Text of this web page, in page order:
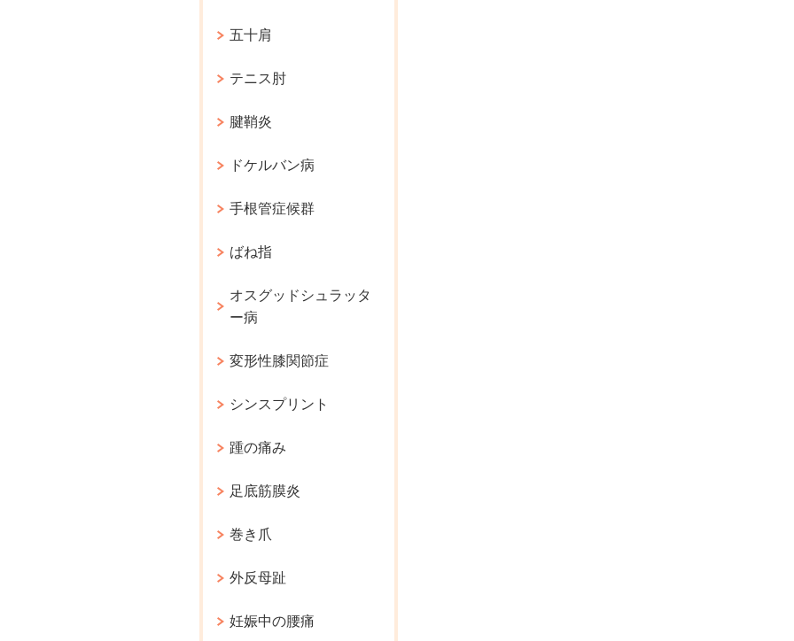
五十肩
テニス肘
腱鞘炎
ドケルバン病
手根管症候群
ばね指
オスグッドシュラッタ
ー病
変形性膝関節症
シンスプリント
踵の痛み
足底筋膜炎
巻き爪
外反母趾
妊娠中の腰痛